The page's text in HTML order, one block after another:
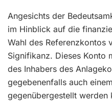
Angesichts der
im Hinblick auf die
Wahl des Referenzkontos
Signifikanz. Dieses Konto
des Inhabers des
gegebenenfalls auch
gegenübergestellt